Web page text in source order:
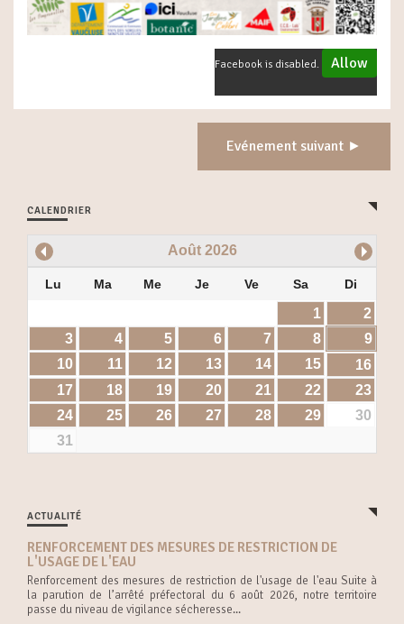
Facebook is disabled. Allow
Evénement suivant ►
CALENDRIER
Août 2026
Lu Ma Me Je Ve Sa Di
1
2
3
4 5 6 7 8
9
10
11 12 13 14 15
16
17
18 19 20 21 22
23
24
25 26 27 28 29
30
31
ACTUALITÉ
RENFORCEMENT DES MESURES DE RESTRICTION DE
L'USAGE DE L'EAU
Renforcement des mesures de restriction de l'usage de l'eau Suite à
la parution de l’arrêté préfectoral du 6 août 2026, notre territoire
passe du niveau de vigilance sécheresse...